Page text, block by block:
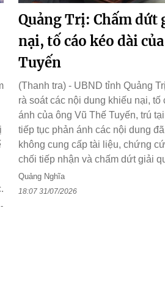
Quảng Trị: Chấm
nại, tố cáo kéo dài
Tuyến
(Thanh tra) - UBND tỉnh Quảng
rà soát các nội dung khiếu nại, tố
ánh của ông Vũ Thế Tuyến, trú
tiếp tục phản ánh các nội dung
không cung cấp tài liệu, chứng
chối tiếp nhận và chấm dứt giải
Quảng Nghĩa
18:07 31/07/2026